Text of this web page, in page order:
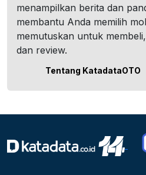
menampilkan berita dan
membantu Anda memilih
memutuskan untuk
dan review.
Tentang KatadataOTO